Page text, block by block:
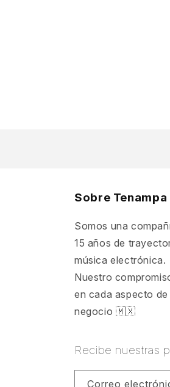
Sobre Tenampa
Somos una
15 años de
música electrónica.
Nuestro
en cada aspecto
negocio 🇲🇽
Recibe nuestras
Correo